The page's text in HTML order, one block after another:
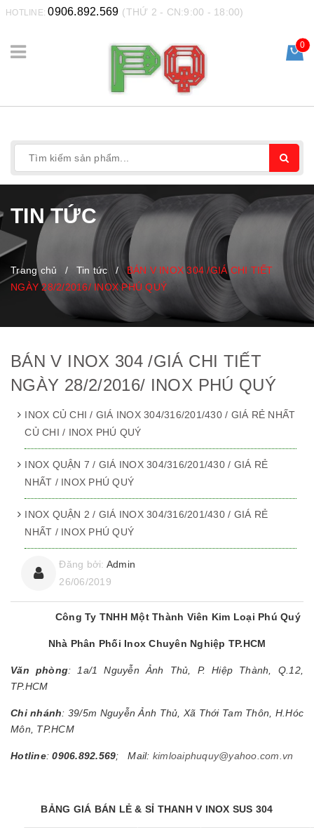
HOTLINE:0906.892.569 (THỨ 2 - CN:9:00 - 18:00)
0
TIN TỨC
Trang chủ / Tin tức /
BÁN V INOX 304 /GIÁ CHI TIẾT
NGÀY 28/2/2016/ INOX PHÚ QUÝ
BÁN V INOX 304 /GIÁ CHI TIẾT
NGÀY 28/2/2016/ INOX PHÚ QUÝ
INOX CỦ CHI / GIÁ INOX 304/316/201/430 / GIÁ RẺ NHẤT
CỦ CHI / INOX PHÚ QUÝ
INOX QUẬN 7 / GIÁ INOX 304/316/201/430 / GIÁ RẺ
NHẤT / INOX PHÚ QUÝ
INOX QUẬN 2 / GIÁ INOX 304/316/201/430 / GIÁ RẺ
NHẤT / INOX PHÚ QUÝ
Đăng bởi: Admin
26/06/2019
Công Ty TNHH Một Thành Viên Kim Loại Phú Quý
Nhà Phân Phối Inox Chuyên Nghiệp TP.HCM
Văn phòng: 1a/1 Nguyễn Ảnh Thủ, P. Hiệp Thành, Q.12,
TP.HCM
Chi nhánh: 39/5m Nguyễn Ảnh Thủ, Xã Thới Tam Thôn, H.Hóc
Môn, TP.HCM
Hotline:0906.892.569; Mail: kimloaiphuquy@yahoo.com.vn
BẢNG GIÁ BÁN LẺ & SỈ THANH V INOX SUS 304